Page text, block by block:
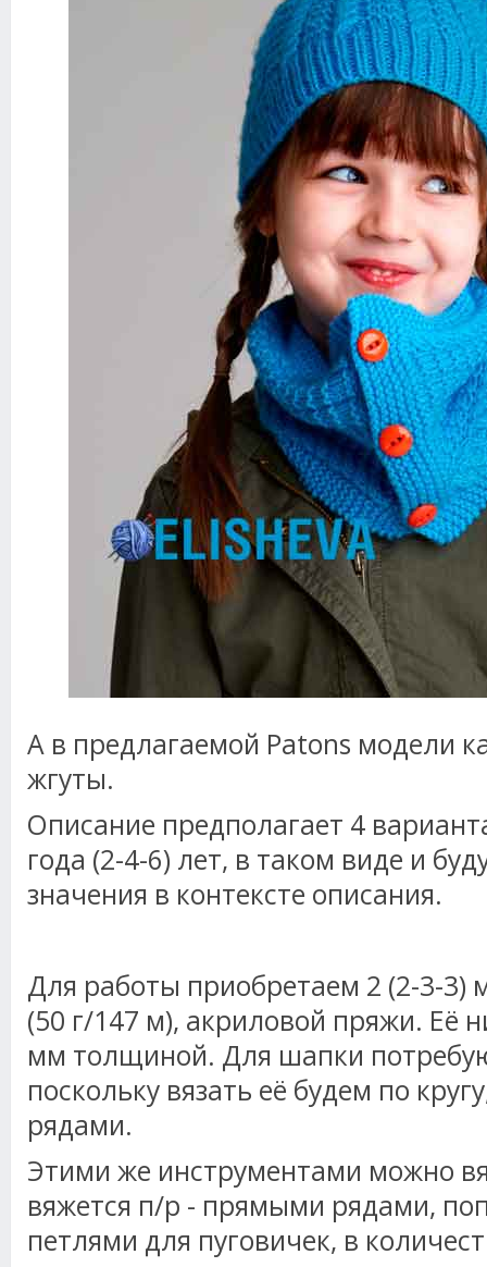
А в предлагаемой Patons модели
жгуты.
Описание предполагает 4
года (2-4-6) лет, в таком виде и
значения в контексте описания.
Для работы приобретаем 2 (2-3-3)
(50 г/147 м), акриловой пряжи. Её
мм толщиной. Для шапки
поскольку вязать её будем по
рядами.
Этими же инструментами можно
вяжется п/р - прямыми рядами,
петлями для пуговичек, в